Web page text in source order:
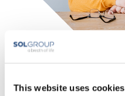
This website uses cookies